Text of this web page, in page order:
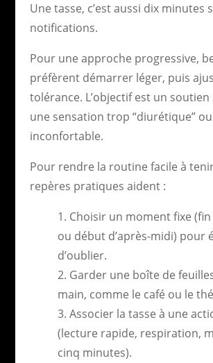
Une tasse, c’est aussi dix minutes
notifications.
Pour une approche progressive,
préfèrent démarrer léger, puis
tolérance. L’objectif est un soutien
une sensation trop “diurétique” ou
inconfortable.
Pour rendre la routine facile à
repères pratiques aident :
Choisir un moment fixe
ou début d’après-midi) pour
d’oublier.
Garder une boîte de
main, comme le café ou le
Associer la tasse à une
(lecture rapide, respiration,
cinq minutes).